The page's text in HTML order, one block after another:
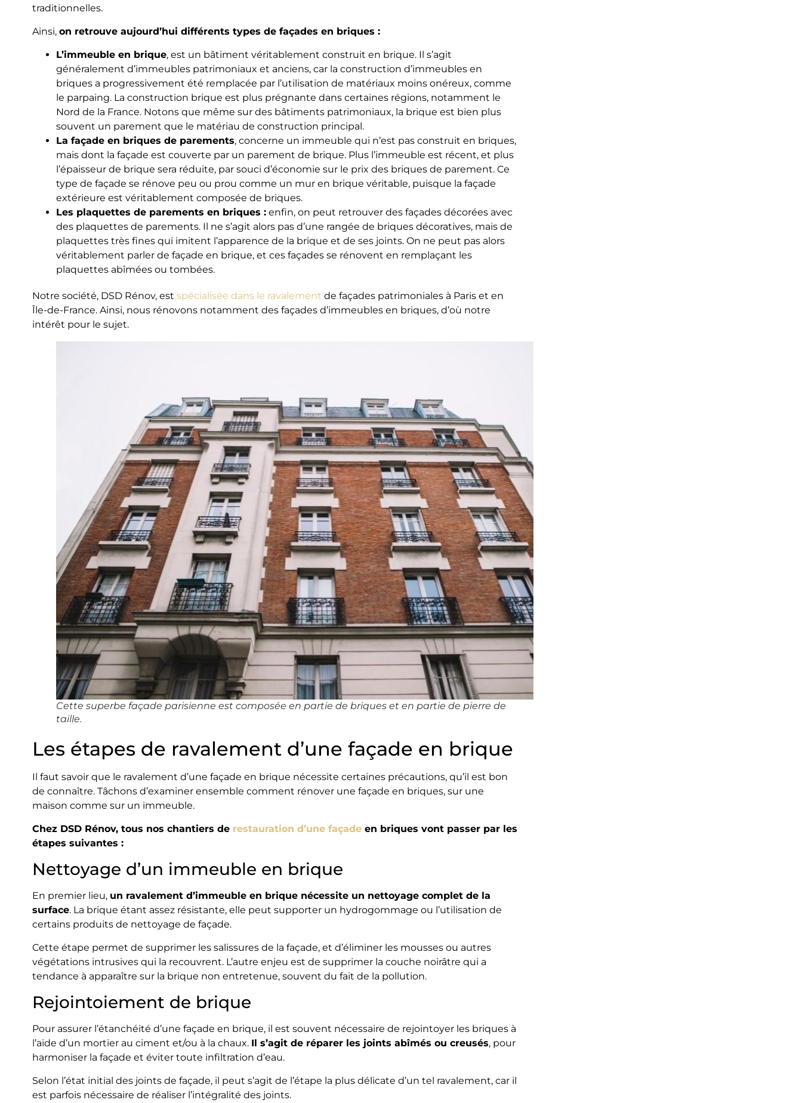
traditionnelles.
Ainsi, on retrouve aujourd’hui différents types de façades en briques :
L’immeuble en brique, est un bâtiment véritablement construit en brique. Il s’agit
généralement d’immeubles patrimoniaux et anciens, car la construction d’immeubles en
briques a progressivement été remplacée par l’utilisation de matériaux moins onéreux, comme
le parpaing. La construction brique est plus prégnante dans certaines régions, notamment le
Nord de la France. Notons que même sur des bâtiments patrimoniaux, la brique est bien plus
souvent un parement que le matériau de construction principal.
La façade en briques de parements, concerne un immeuble qui n’est pas construit en briques,
mais dont la façade est couverte par un parement de brique. Plus l’immeuble est récent, et plus
l’épaisseur de brique sera réduite, par souci d’économie sur le prix des briques de parement. Ce
type de façade se rénove peu ou prou comme un mur en brique véritable, puisque la façade
extérieure est véritablement composée de briques.
Les plaquettes de parements en briques :enfin, on peut retrouver des façades décorées avec
des plaquettes de parements. Il ne s’agit alors pas d’une rangée de briques décoratives, mais de
plaquettes très fines qui imitent l’apparence de la brique et de ses joints. On ne peut pas alors
véritablement parler de façade en brique, et ces façades se rénovent en remplaçant les
plaquettes abîmées ou tombées.
Notre société, DSD Rénov, est spécialisée dans le ravalement de façades patrimoniales à Paris et en
Île-de-France. Ainsi, nous rénovons notamment des façades d’immeubles en briques, d’où notre
intérêt pour le sujet.
Cette superbe façade parisienne est composée en partie de briques et en partie de pierre de
taille.
Les étapes de ravalement d’une façade en brique
Il faut savoir que le ravalement d’une façade en brique nécessite certaines précautions, qu’il est bon
de connaître. Tâchons d’examiner ensemble comment rénover une façade en briques, sur une
maison comme sur un immeuble.
Chez DSD Rénov, tous nos chantiers de restauration d’une façadeen briques vont passer par les
étapes suivantes :
Nettoyage d’un immeuble en brique
En premier lieu, un ravalement d’immeuble en brique nécessite un nettoyage complet de la
surface. La brique étant assez résistante, elle peut supporter un hydrogommage ou l’utilisation de
certains produits de nettoyage de façade.
Cette étape permet de supprimer les salissures de la façade, et d’éliminer les mousses ou autres
végétations intrusives qui la recouvrent. L’autre enjeu est de supprimer la couche noirâtre qui a
tendance à apparaître sur la brique non entretenue, souvent du fait de la pollution.
Rejointoiement de brique
Pour assurer l’étanchéité d’une façade en brique, il est souvent nécessaire de rejointoyer les briques à
l’aide d’un mortier au ciment et/ou à la chaux. Il s’agit de réparer les joints abîmés ou creusés, pour
harmoniser la façade et éviter toute infiltration d’eau.
Selon l’état initial des joints de façade, il peut s’agit de l’étape la plus délicate d’un tel ravalement, car il
est parfois nécessaire de réaliser l’intégralité des joints.